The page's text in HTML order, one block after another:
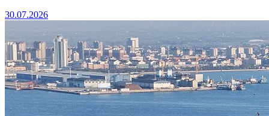
30.07.2026